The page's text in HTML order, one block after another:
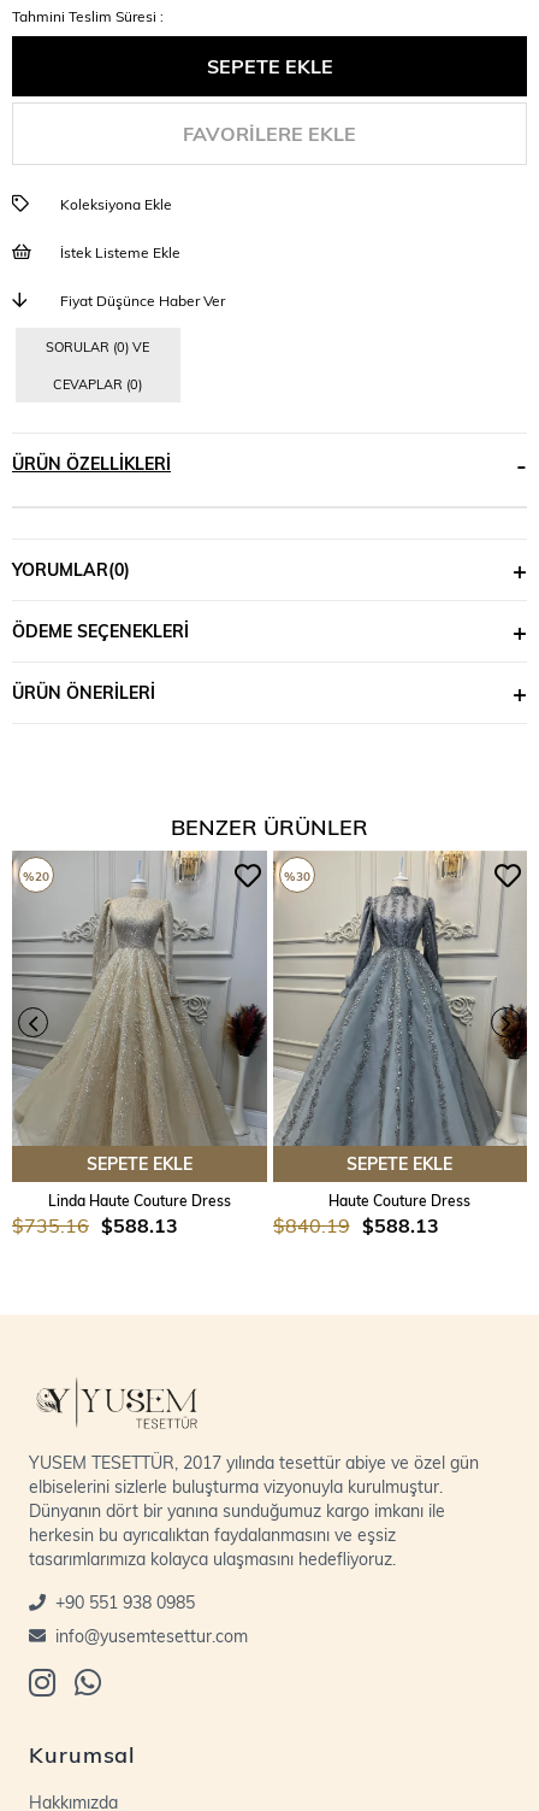
Tahmini Teslim Süresi :
FAVORILERE EKLE
Koleksiyona Ekle
İstek Listeme Ekle
Fiyat Düşünce Haber Ver
SORULAR (0) VE
CEVAPLAR (0)
ÜRÜN ÖZELLIKLERI
YORUMLAR(0)
ÖDEME SEÇENEKLERI
ÜRÜN ÖNERILERI
BENZER ÜRÜNLER
SEPETE EKLE
Linda Haute Couture Dress
$588.13
$735.16
%20
SEPETE EKLE
Haute Couture Dress
$588.13
$840.19
%30
YUSEM TESETTÜR, 2017 yılında tesettür abiye ve özel gün
elbiselerini sizlerle buluşturma vizyonuyla kurulmuştur.
Dünyanın dört bir yanına sunduğumuz kargo imkanı ile
herkesin bu ayrıcalıktan faydalanmasını ve eşsiz
tasarımlarımıza kolayca ulaşmasını hedefliyoruz.
+90 551 938 0985
info@yusemtesettur.com
Kurumsal
Hakkımızda